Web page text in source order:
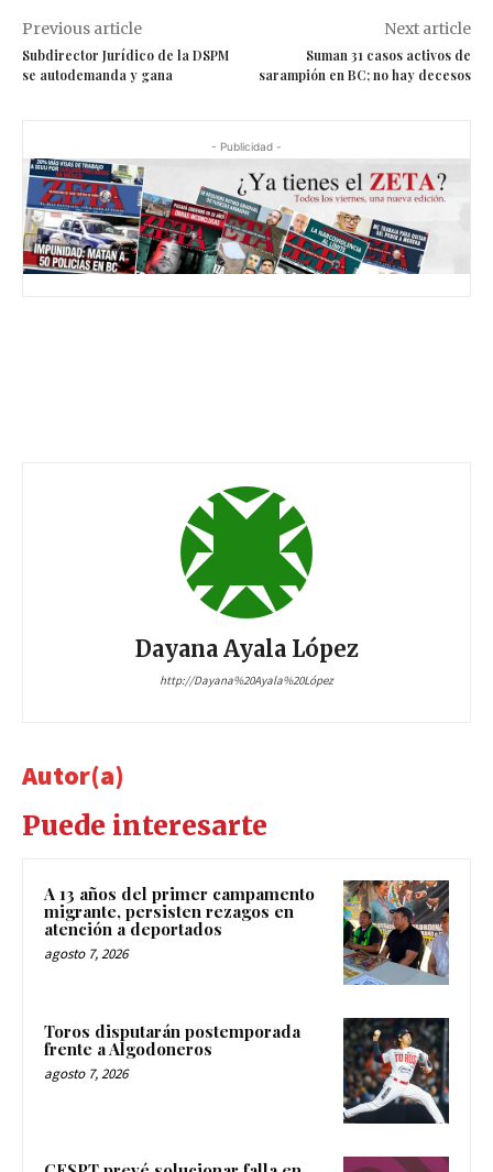
Previous article
Subdirector Jurídico de la DSPM
se autodemanda y gana
Next article
Suman 31 casos activos de
sarampión en BC; no hay decesos
- Publicidad -
Dayana Ayala López
http://Dayana%20Ayala%20López
Autor(a)
Puede interesarte
A 13 años del primer campamento
migrante, persisten rezagos en
atención a deportados
agosto 7, 2026
Toros disputarán postemporada
frente a Algodoneros
agosto 7, 2026